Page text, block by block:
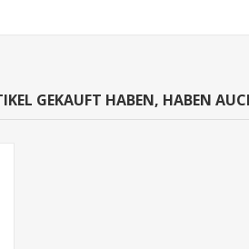
GEKAUFT HABEN, HABEN